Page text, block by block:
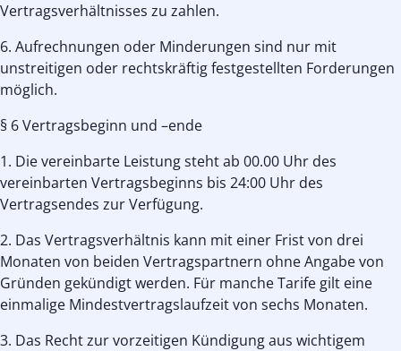
Vertragsverhältnisses zu zahlen.
6. Aufrechnungen oder Minderungen sind nur mit
unstreitigen oder rechtskräftig festgestellten Forderungen
möglich.
§ 6 Vertragsbeginn und –ende
1. Die vereinbarte Leistung steht ab 00.00 Uhr des
vereinbarten Vertragsbeginns bis 24:00 Uhr des
Vertragsendes zur Verfügung.
2. Das Vertragsverhältnis kann mit einer Frist von drei
Monaten von beiden Vertragspartnern ohne Angabe von
Gründen gekündigt werden. Für manche Tarife gilt eine
einmalige Mindestvertragslaufzeit von sechs Monaten.
3. Das Recht zur vorzeitigen Kündigung aus wichtigem